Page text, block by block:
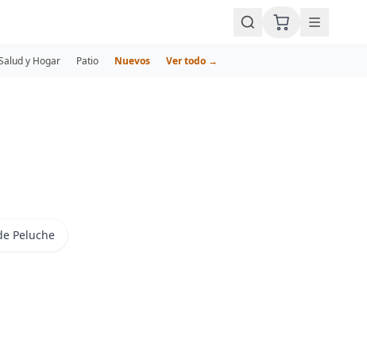
y Hogar Patio Nuevos Ver todo →
Peluche